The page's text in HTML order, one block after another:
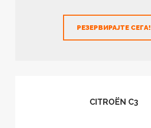
РЕЗЕРВИРАЈТЕ СЕГА!
CITROËN C3